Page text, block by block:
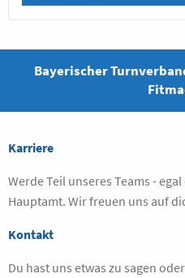
Bayerischer
Karriere
Werde Teil unseres Teams -
Hauptamt. Wir freuen uns auf
Kontakt
Du hast uns etwas zu sagen